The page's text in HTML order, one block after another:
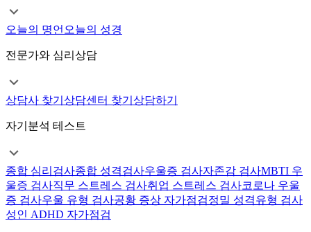
오늘의 명언 오늘의 성경
전문가와 심리상담
상담사 찾기 상담센터 찾기 상담하기
자기분석 테스트
종합 심리검사종합 성격검사우울증 검사자존감 검사MBTI 우
울증 검사직무 스트레스 검사취업 스트레스 검사코로나 우울
증 검사우울 유형 검사공황 증상 자가점검정밀 성격유형 검사
성인 ADHD 자가점검